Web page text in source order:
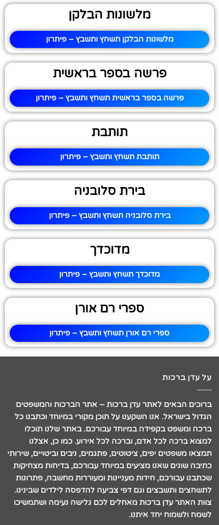
מלשונות הבלקן
מלשונות הבלקן תשחץ ותשבץ – פיתרון
פרשה בספר בראשית
פרשה בספר בראשית תשחץ ותשבץ – פיתרון
תותבת
תותבת תשחץ ותשבץ – פיתרון
בירת סלובניה
בירת סלובניה תשחץ ותשבץ – פיתרון
מדוכדך
מדוכדך תשחץ ותשבץ – פיתרון
ספרי רם אורן
ספרי רם אורן תשחץ ותשבץ – פיתרון
על עדן ברכות
ברוכים הבאים לאתר עדן ברכות – אתר הברכות והמשפטים
הגדול בישראל. אנו השקענו על תוכן מקורי במיוחד וכתבנו כל
ברכה ומשפט בקפידה במיוחד עבורכם. באתר שלנו תוכלו
למצוא ברכה לכל אדם, וברכה לכל אירוע. כמו כן, אצלנו
תמצאו משפטים יפים, ציטוטים, פתגמים, ניבים וביטויים, שירותי
כתיבה שונים שאנו מציעים במיוחד עבורכם, בדיחות מצחיקות
שכתבנו עבורכם, חידות מעניינות ומעוררות מחשבה, פתרונות
לתשחצים ותשבצים וגם דפי צביעה להדפסה לילדים שבינינו.
צוות האתר עדן ברכות מאחלים לכם גלישה נעימה ושתמשיכו
לשמח ולשמוח יחד איתנו.